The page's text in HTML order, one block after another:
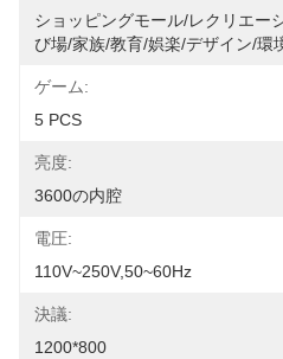
ショッピングモール/レクリエー
び場/家族/教育/娯楽/デザイン/環
ゲーム:
5 PCS
亮度:
3600の内腔
電圧:
110V~250V,50~60Hz
決議:
1200*800